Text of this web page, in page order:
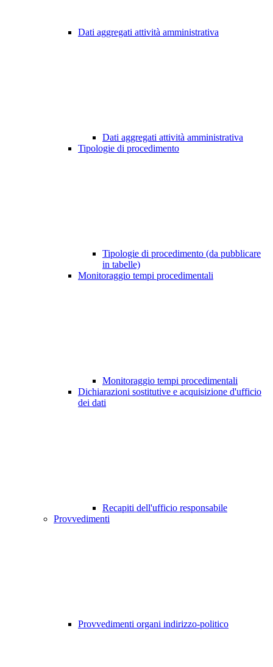
Dati aggregati attività amministrativa
Dati aggregati attività amministrativa
Tipologie di procedimento
Tipologie di procedimento (da pubblicare
in tabelle)
Monitoraggio tempi procedimentali
Monitoraggio tempi procedimentali
Dichiarazioni sostitutive e acquisizione d'ufficio
dei dati
Recapiti dell'ufficio responsabile
Provvedimenti
Provvedimenti organi indirizzo-politico